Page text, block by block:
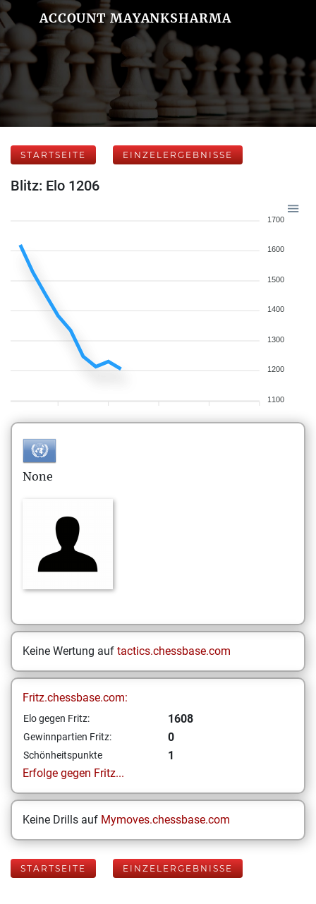
ACCOUNT MAYANKSHARMA
STARTSEITE EINZELERGEBNISSE
Blitz: Elo 1206
1700
1600
1500
1400
1300
1200
1100
None
Keine Wertung auf tactics.chessbase.com
Fritz.chessbase.com:
Elo gegen Fritz: 1608
Gewinnpartien Fritz: 0
Schönheitspunkte
1
Erfolge gegen Fritz...
Keine Drills auf Mymoves.chessbase.com
STARTSEITE EINZELERGEBNISSE